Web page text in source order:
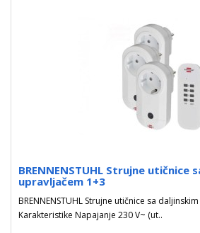
BRENNENSTUHL Strujne utičnice
upravljačem 1+3
BRENNENSTUHL Strujne utičnice sa
Karakteristike Napajanje 230 V~ (ut..